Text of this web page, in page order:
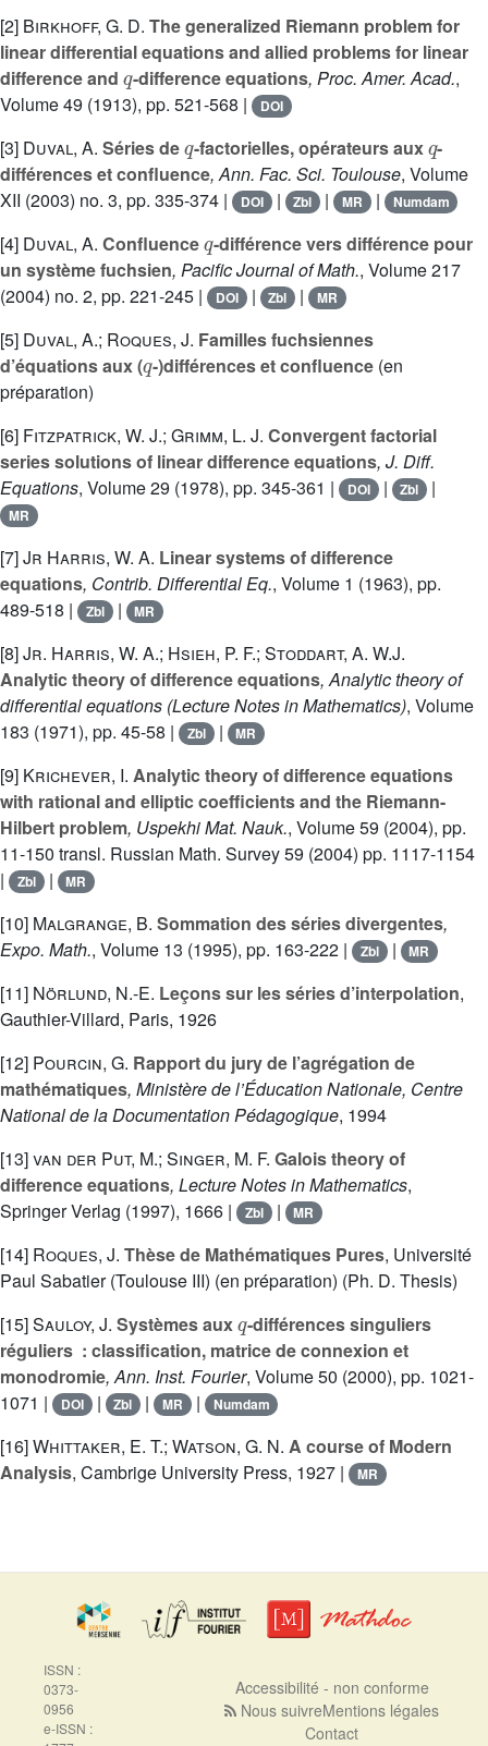
[2] Birkhoff, G. D. The generalized Riemann problem for
linear differential equations and allied problems for linear
difference and
q
-difference equations, Proc. Amer. Acad.,
Volume 49 (1913), pp. 521-568 | DOI
[3] Duval, A. Séries de -factorielles, opérateurs aux -
différences et confluence, Ann. Fac. Sci. Toulouse, Volume
XII (2003) no. 3, pp. 335-374 | DOI | Zbl | MR | Numdam
[4] Duval, A. Confluence -différence vers différence pour
un système fuchsien, Pacific Journal of Math., Volume 217
(2004) no. 2, pp. 221-245 |
DOI | Zbl | MR
[5] Duval, A.; Roques, J. Familles fuchsiennes
d’équations aux (
q
-)différences et confluence(en
préparation)
[6] Fitzpatrick, W. J.; Grimm, L. J. Convergent factorial
series solutions of linear difference equations, J. Diff.
Equations, Volume 29 (1978), pp. 345-361 | DOI | Zbl |
MR
[7]Jr Harris, W. A. Linear systems of difference
equations, Contrib. Differential Eq., Volume 1 (1963), pp.
489-518 |
Zbl | MR
[8]Jr. Harris, W. A.; Hsieh, P. F.; Stoddart, A. W.J.
Analytic theory of difference equations, Analytic theory of
differential equations (Lecture Notes in Mathematics), Volume
183 (1971), pp. 45-58 | Zbl | MR
[9] Krichever, I. Analytic theory of difference equations
with rational and elliptic coefficients and the Riemann-
Hilbert problem, Uspekhi Mat. Nauk., Volume 59 (2004), pp.
11-150 transl. Russian Math. Survey 59 (2004) pp. 1117-1154
|
Zbl | MR
[10] Malgrange, B. Sommation des séries divergentes,
Expo. Math., Volume 13 (1995), pp. 163-222 | Zbl | MR
[11] Nörlund, N.-E. Leçons sur les séries d’interpolation,
Gauthier-Villard, Paris, 1926
[12] Pourcin, G. Rapport du jury de l’agrégation de
mathématiques, Ministère de l’Éducation Nationale, Centre
National de la Documentation Pédagogique, 1994
[13]van der Put, M.; Singer, M. F. Galois theory of
difference equations, Lecture Notes in Mathematics,
Springer Verlag (1997), 1666 |
Zbl | MR
[14] Roques, J. Thèse de Mathématiques Pures, Université
Paul Sabatier (Toulouse III) (en préparation) (Ph. D. Thesis)
[15]Sauloy, J. Systèmes aux -différences singuliers
réguliers : classification, matrice de connexion et
monodromie, Ann. Inst. Fourier, Volume 50 (2000), pp. 1021-
1071 |
DOI | Zbl | MR | Numdam
[16]Whittaker, E. T.; Watson, G. N. A course of Modern
Analysis, Cambrige University Press, 1927 | MR
ISSN :
0373-
0956
e-ISSN :
Accessibilité - non conforme
Nous suivreMentions légales
Contact